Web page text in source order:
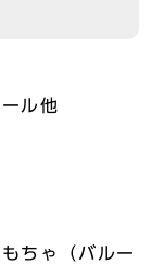
ル他
ちゃ（バルー